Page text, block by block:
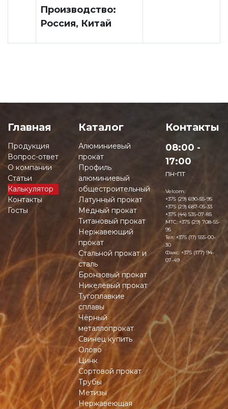
Производство:
Россия, Китай
Главная
Продукция
Вопрос-ответ
О компании
Статьи
Калькулятор
Контакты
Госты
Каталог
Алюминиевый
прокат
Профиль
алюминиевый
общестроительный
Латунный прокат
Медный прокат
Титановый прокат
Нержавеющий
прокат
Стальной прокат и
сталь
Бронзовый прокат
Никелевый прокат
Тугоплавкие
сплавы
Чёрный
металлопрокат
Свинец купить
Олово
Цинк
Сортовой прокат
Трубы
Метизы
Нержавеющая
Контакты
08:00 -
17:00
пн-пт
Velcom:
+375 (29) 690-55-95
+375 (29) 687-05-33
+375 (44) 535-07-85
MTC:+375 (29) 708-55-
95
Тел: +375 (17) 555-00-
30
Факс: +375 (177) 94-
07-49